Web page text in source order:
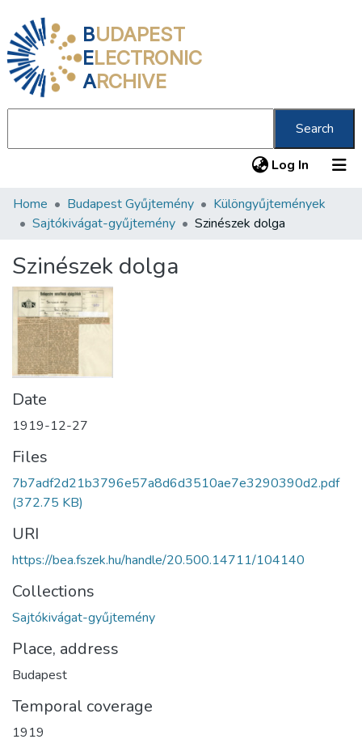
BUDAPEST
ELECTRONIC
ARCHIVE
Search
Log In (current)
Communities & Collections
Statistics
About us
Home Budapest Gyűjtemény
Különgyűjtemények
Sajtókivágat-gyűjtemény
Szinészek dolga
Szinészek dolga
Date
1919-12-27
Files
7b7adf2d21b3796e57a8d6d3510ae7e3290390d2.pdf
(372.75 KB)
URI
https://bea.fszek.hu/handle/20.500.14711/104140
Collections
Sajtókivágat-gyűjtemény
Place, address
Budapest
Temporal coverage
1919